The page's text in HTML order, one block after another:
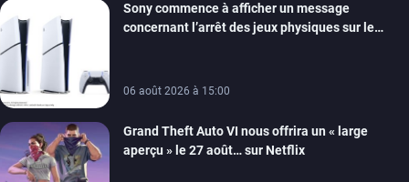
switch
ios
android
ps4
Sony commence à afficher un message
concernant l’arrêt des jeux physiques sur le
06 août 2026 à 15:00
Grand Theft Auto VI nous offrira un « large
aperçu » le 27 août… sur Netflix